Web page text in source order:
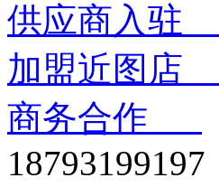
供应商入驻
加盟近图店
商务合作
18793199197